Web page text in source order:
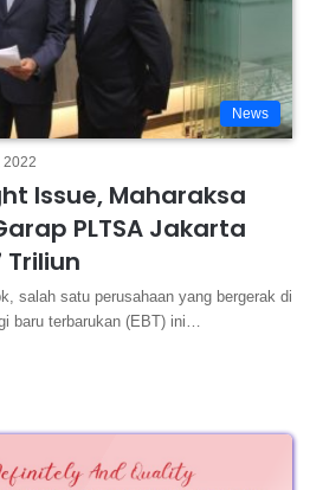
News
2022
Issue, Maharaksa
PLTSA Jakarta
Triliun
salah satu perusahaan yang bergerak di
baru terbarukan (EBT) ini…